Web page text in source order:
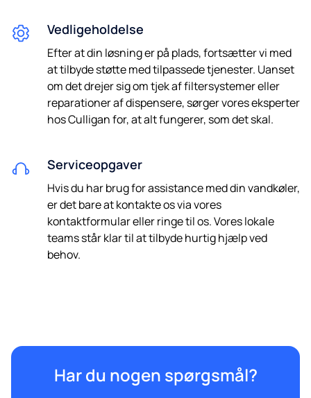
Vedligeholdelse
Efter at din løsning er på plads, fortsætter vi med
at tilbyde støtte med tilpassede tjenester. Uanset
om det drejer sig om tjek af filtersystemer eller
reparationer af dispensere, sørger vores eksperter
hos Culligan for, at alt fungerer, som det skal.
Serviceopgaver
Hvis du har brug for assistance med din vandkøler,
er det bare at kontakte os via vores
kontaktformular eller ringe til os. Vores lokale
teams står klar til at tilbyde hurtig hjælp ved
behov.
Har du nogen spørgsmål?